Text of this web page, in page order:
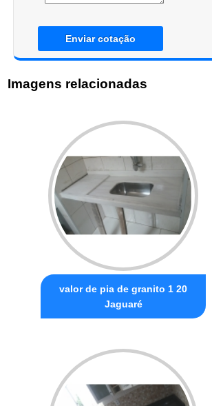
Enviar cotação
Imagens relacionadas
valor de pia de granito 1 20
Jaguaré